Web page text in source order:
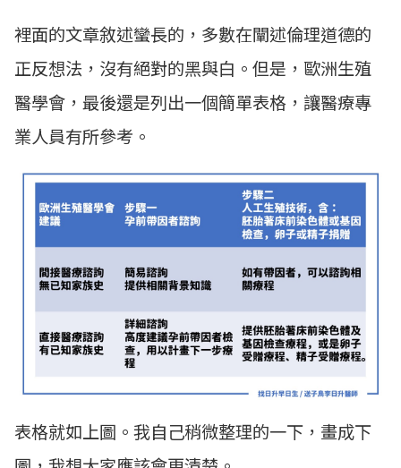
裡面的文章敘述蠻長的，多數在闡述倫理道德的
正反想法，沒有絕對的黑與白。但是，歐洲生殖
醫學會，最後還是列出一個簡單表格，讓醫療專
業人員有所參考。
表格就如上圖。我自己稍微整理的一下，畫成下